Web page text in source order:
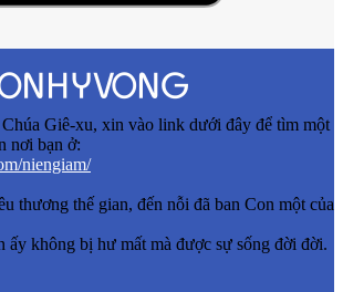
Giê-xu, xin vào link dưới đây để tìm một
nơi bạn ở:
niengiam/
thương thế gian, đến nỗi đã ban Con một của
ấy không bị hư mất mà được sự sống đời đời.